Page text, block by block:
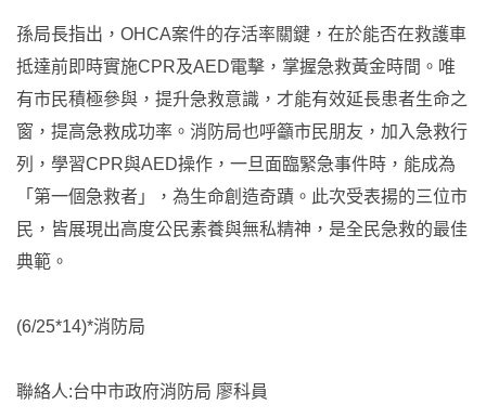
孫局長指出，OHCA案件的存活率關鍵，在於能否在救護車
抵達前即時實施CPR及AED電擊，掌握急救黃金時間。唯
有市民積極參與，提升急救意識，才能有效延長患者生命之
窗，提高急救成功率。消防局也呼籲市民朋友，加入急救行
列，學習CPR與AED操作，一旦面臨緊急事件時，能成為
「第一個急救者」，為生命創造奇蹟。此次受表揚的三位市
民，皆展現出高度公民素養與無私精神，是全民急救的最佳
典範。
(6/25*14)*消防局
聯絡人:台中市政府消防局 廖科員